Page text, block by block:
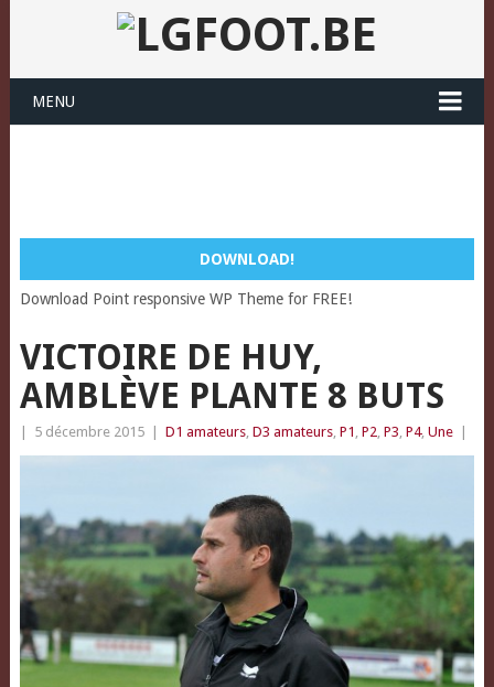
MENU
DOWNLOAD!
Download Point responsive WP Theme for FREE!
VICTOIRE DE HUY,
AMBLÈVE PLANTE 8 BUTS
5 décembre 2015 D1 amateurs, D3 amateurs, P1 , P2, P3, P4, Une